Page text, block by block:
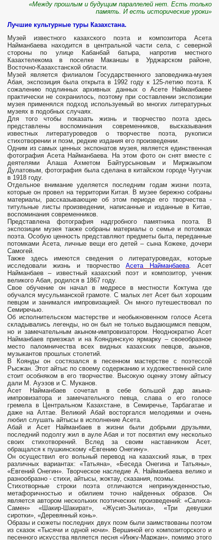
«Между прошлым и будущим параллелей нет. Есть только
память. И есть исторические уроки»
Лучшие культурные туры Казахстана.
Музей известного казахского поэта и композитора Асета
Найманбаева находится в центральной части села, с северной
стороны по улице Кабанбай батыра, напротив местного
Казахтелекома в поселке Маканшы в Урджарском районе,
Восточно-Казахстанской области.
Музей является филиалом Государственного заповедника-музея
Абая, экспозиция была открыта в 1992 году к 125-летию поэта. К
сожалению подлинных архивных данных о Асете Найманбаеве
практически не сохранилось, поэтому при составлении экспозиции
музея применялся подход используемый во многих литературных
музеях в подобных случаях.
Для того чтобы показать жизнь и творчество поэта здесь
представлены воспоминания современников, высказывания
известных литературоведов о творчестве поэта, рукописи
стихотворении и поэм, редкие издания его произведении.
Одним из самых ценных экспонатов музея, является единственная
фотография Асета Найманбаева. На этом фото он снят вместе с
деятелями Алаша Ахметом Байтурсыновым и Миржакыпом
Дулатовым, фотография была сделана в китайском городе Чугучак
в 1918 году.
Отдельное внимание уделяется последним годам жизни поэта,
которые он провел на территории Китая. В музее бережно собраны
материалы, рассказывающие об этом периоде его творчества -
титульные листы произведении, написанные и изданные в Китае,
воспоминания современников.
Представлена фотография надгробного памятника поэта. В
экспозиции музея также собраны материалы о семье и потомках
поэта. Особую ценность представляют предметы быта, переданные
потомками Асета, личные вещи его детей – сына Кожеке, дочери
Самогей.
Также здесь имеются сведения о литературоведах, которые
исследовали жизнь и творчествоАсета Найманбаева. Асет
Найманбаев – известный казахский поэт и композитор, ученик
великого Абая, родился в 1867 году.
Свое обучение он начал в медресе в местности Коктума где
обучался мусульманской грамоте. С малых лет Асет был хорошим
певцом и занимался импровизацией. Он много путешествовал по
Семиречью.
Об исполнительском мастерстве и необыкновенном голосе Асета
складывались легенды, но он был не только выдающимся певцом,
но и замечательным акыном-импровизатором. Неоднократно Асет
Найманбаев приезжал и на Кояндинскую ярмарку – своеобразное
место паломничества всех видных казахских певцов, акынов,
музыкантов прошлых столетий.
В Коянды он состязался в песенном мастерстве с поэтессой
Рысжан. Этот айтыс по своему содержанию и художественной силе
стоит особняком в его творчестве. Высокую оценку этому айтысу
дали М. Ауэзов и С. Муканов.
Асет Найманбаев сочетал в себе большой дар акына-
импровизатора и замечательного певца, слава о его голосе
гремела в Центральном Казахстане, в Семиречье, Тарбагатае и
даже на Алтае. Великий Абай восторгался мелодиями и очень
любил слушать айтысы в исполнение Асета.
Абай и Асет Найманбаев в жизни были добрыми друзьями,
последний подолгу жил в ауле Абая и тот посвятил ему несколько
своих стихотворений. Вслед за своим наставником Асет,
обращался к пушкинскому «Евгению Онегину».
Он осуществил его вольный перевод на казахский язык, в трех
различных вариантах: «Татьяна», «Беседа Онегина и Татьяны»,
«Евгений Онегин». Творческое наследие А. Найманбаева велико и
разнообразно - стихи, айтысы, жоктау, сказания, поэмы.
Стихотворные строки поэта отличаются непринужденностью,
метафоричностью и обилием точно найденных образов. Он
является автором нескольких поэтических произведений: «Салиха-
Самен» «Шакир-Шакират», «Жүсип-Зылиха», «Три девушки
сиротки», «Деревянный конь».
Образы и сюжеты последних двух поэм были заимствованы поэтом
из сказок «Тысячи и одной ночи». Вершиной его композиторского и
песенного искусства является песня «Инжу-Маржан», помимо этого